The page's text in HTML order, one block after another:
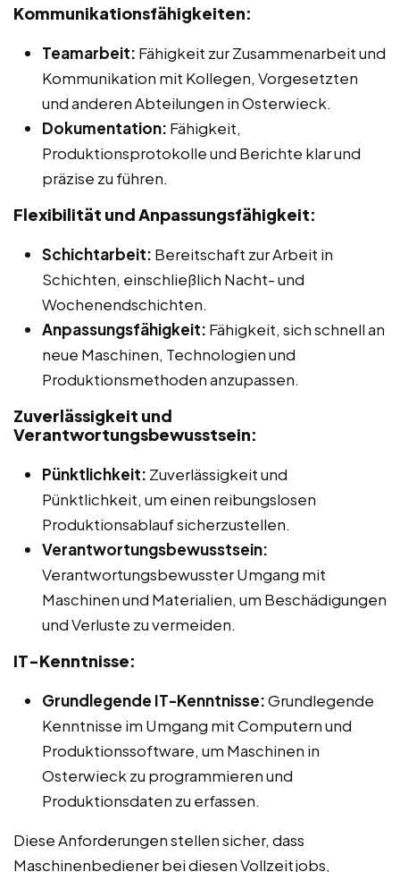
Kommunikationsfähigkeiten:
Teamarbeit: Fähigkeit zur Zusammenarbeit und
Kommunikation mit Kollegen, Vorgesetzten
und anderen Abteilungen in Osterwieck.
Dokumentation: Fähigkeit,
Produktionsprotokolle und Berichte klar und
präzise zu führen.
Flexibilität und Anpassungsfähigkeit:
Schichtarbeit: Bereitschaft zur Arbeit in
Schichten, einschließlich Nacht- und
Wochenendschichten.
Anpassungsfähigkeit: Fähigkeit, sich schnell an
neue Maschinen, Technologien und
Produktionsmethoden anzupassen.
Zuverlässigkeit und
Verantwortungsbewusstsein:
Pünktlichkeit: Zuverlässigkeit und
Pünktlichkeit, um einen reibungslosen
Produktionsablauf sicherzustellen.
Verantwortungsbewusstsein:
Verantwortungsbewusster Umgang mit
Maschinen und Materialien, um Beschädigungen
und Verluste zu vermeiden.
IT-Kenntnisse:
Grundlegende IT-Kenntnisse:Grundlegende
Kenntnisse im Umgang mit Computern und
Produktionssoftware, um Maschinen in
Osterwieck zu programmieren und
Produktionsdaten zu erfassen.
Diese Anforderungen stellen sicher, dass
Maschinenbediener bei diesen Vollzeitjobs,